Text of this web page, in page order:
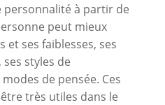
à partir de
peut mieux
et ses faiblesses, ses
styles de
de pensée. Ces
très utiles dans le